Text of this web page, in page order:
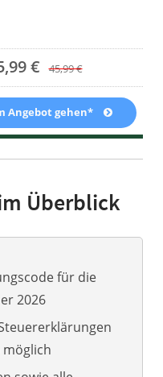
€ 45,99 €
Angebot gehen*
Überblick
für die
2026